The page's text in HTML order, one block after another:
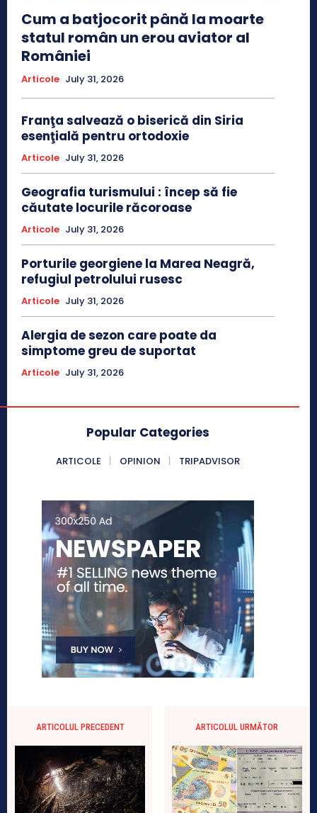
Cum a batjocorit până la moarte
statul român un erou aviator al
României
Articole July 31, 2026
Franţa salvează o biserică din Siria
esenţială pentru ortodoxie
Articole July 31, 2026
Geografia turismului : încep să fie
căutate locurile răcoroase
Articole July 31, 2026
Porturile georgiene la Marea Neagră,
refugiul petrolului rusesc
Articole July 31, 2026
Alergia de sezon care poate da
simptome greu de suportat
Articole July 31, 2026
Popular Categories
ARTICOLE OPINION TRIPADVISOR
ARTICOLUL PRECEDENT ARTICOLUL URMĂTOR